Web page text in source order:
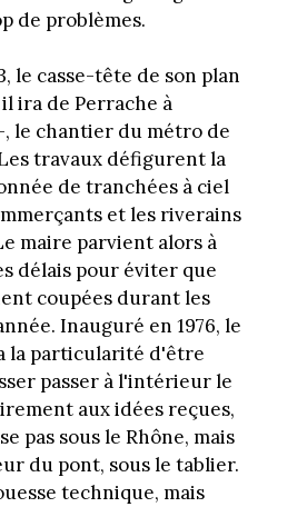
de problèmes.
le casse-tête de son plan
ira de Perrache à
le chantier du métro de
travaux défigurent la
de tranchées à ciel
et les riverains
maire parvient alors à
délais pour éviter que
coupées durant les
Inauguré en 1976, le
la particularité d'être
passer à l'intérieur le
aux idées reçues,
pas sous le Rhône, mais
du pont, sous le tablier.
technique, mais